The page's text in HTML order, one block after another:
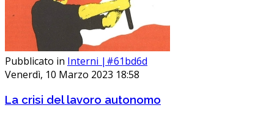
Pubblicato in Interni |#61bd6d
Venerdì, 10 Marzo 2023 18:58
La crisi del lavoro autonomo